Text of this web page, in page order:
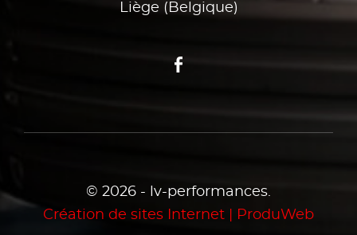
Liège (Belgique)
© 2026 - lv-performances.
Création de sites Internet | ProduWeb